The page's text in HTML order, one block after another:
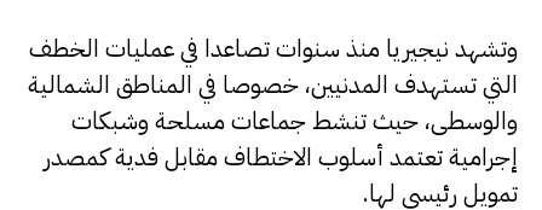
وتشهد نيجيريا منذ سنوات تصاعدا في عمليات الخطف
التي تستهدف المدنيين، خصوصا في المناطق الشمالية
والوسطى، حيث تنشط جماعات مسلحة وشبكات
إجرامية تعتمد أسلوب الاختطاف مقابل فدية كمصدر
تمويل رئيسي لها.